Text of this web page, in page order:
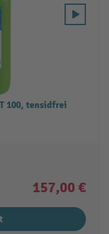
100, tensidfrei
157,00 €